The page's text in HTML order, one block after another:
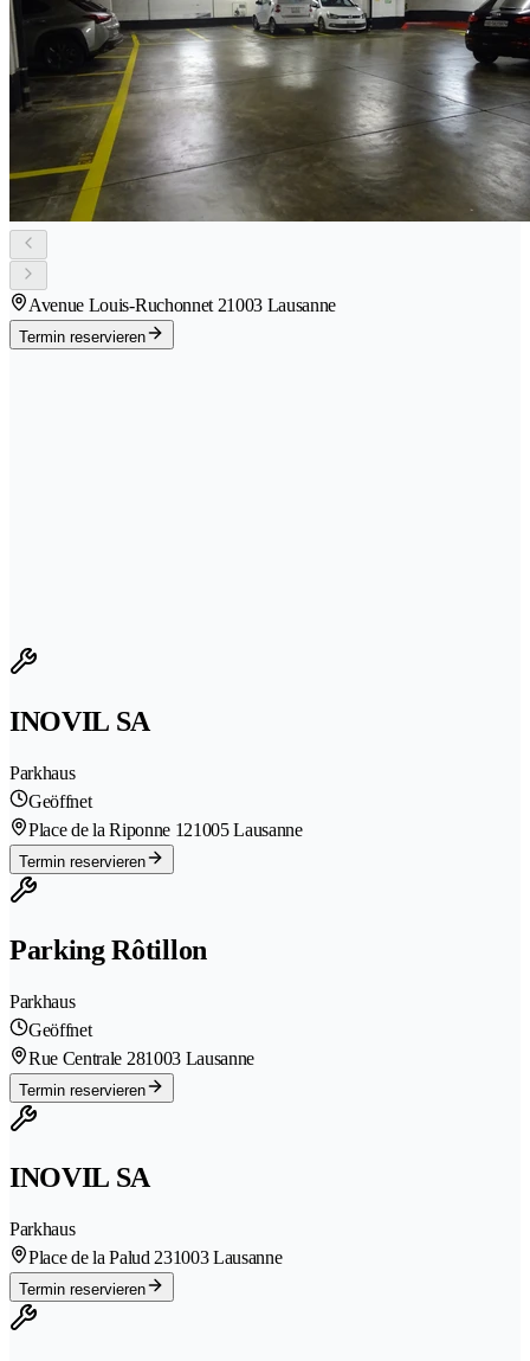
Avenue Louis-Ruchonnet 21003 Lausanne
Termin reservieren
INOVIL SA
Parkhaus
Geöffnet
Place de la Riponne 121005 Lausanne
Termin reservieren
Parking Rôtillon
Parkhaus
Geöffnet
Rue Centrale 281003 Lausanne
Termin reservieren
INOVIL SA
Parkhaus
Place de la Palud 231003 Lausanne
Termin reservieren